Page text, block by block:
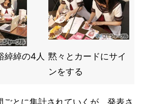
綽綽の4人 黙々とカードにサイ
ンをする
とに集計されていくが、発表さ